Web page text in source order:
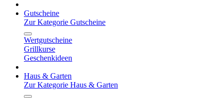
Gutscheine
Zur Kategorie Gutscheine
Wertgutscheine
Grillkurse
Geschenkideen
Haus & Garten
Zur Kategorie Haus & Garten